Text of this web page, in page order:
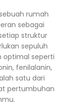
rumah
sebagai
struktur
sepuluh
optimal seperti
fenilalanin,
satu dari
pertumbuhan